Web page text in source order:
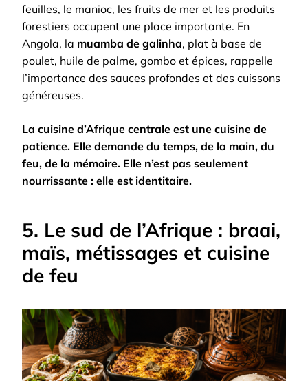
feuilles, le manioc, les fruits de mer et les produits
forestiers occupent une place importante. En
Angola, la muamba de galinha, plat à base de
poulet, huile de palme, gombo et épices, rappelle
l’importance des sauces profondes et des cuissons
généreuses.
La cuisine d’Afrique centrale est une cuisine de
patience. Elle demande du temps, de la main, du
feu, de la mémoire. Elle n’est pas seulement
nourrissante : elle est identitaire.
5. Le sud de l’Afrique : braai,
maïs, métissages et cuisine
de feu